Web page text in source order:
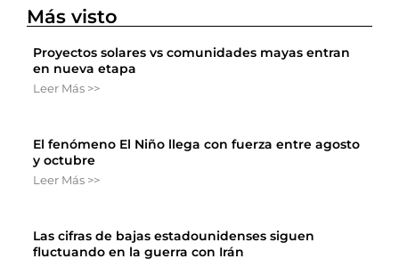
Más visto
Proyectos solares vs comunidades mayas entran
en nueva etapa
Leer Más >>
El fenómeno El Niño llega con fuerza entre agosto
y octubre
Leer Más >>
Las cifras de bajas estadounidenses siguen
fluctuando en la guerra con Irán